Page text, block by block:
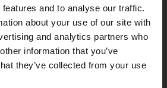
and to analyse our traffic.
about your use of our site with
and analytics partners who
information that you’ve
they’ve collected from your use
실제 사용량은 기기, 앱 설정, 사용 습관에 따